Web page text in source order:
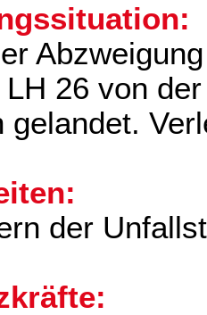
26 von
gelandet.
der